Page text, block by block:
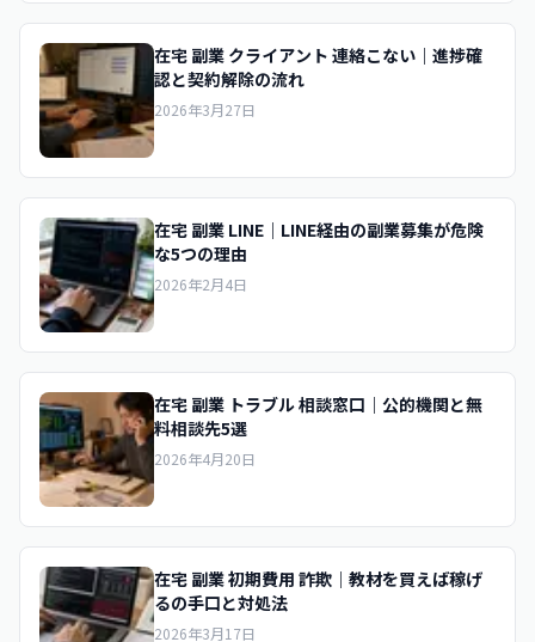
在宅 副業 クライアント 連絡こない｜進捗確
認と契約解除の流れ
2026年3月27日
在宅 副業 LINE｜LINE経由の副業募集が危険
な5つの理由
2026年2月4日
在宅 副業 トラブル 相談窓口｜公的機関と無
料相談先5選
2026年4月20日
在宅 副業 初期費用 詐欺｜教材を買えば稼げ
るの手口と対処法
2026年3月17日